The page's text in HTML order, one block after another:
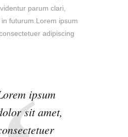
parum clari,
futurum.Lorem ipsum
adipiscing
ipsum
sit amet,